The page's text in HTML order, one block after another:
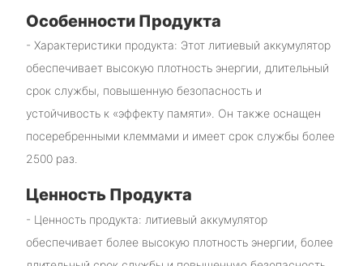
Особенности Продукта
- Характеристики продукта: Этот литиевый аккумулятор
обеспечивает высокую плотность энергии, длительный
срок службы, повышенную безопасность и
устойчивость к «эффекту памяти». Он также оснащен
посеребренными клеммами и имеет срок службы более
2500 раз.
Ценность Продукта
- Ценность продукта: литиевый аккумулятор
обеспечивает более высокую плотность энергии, более